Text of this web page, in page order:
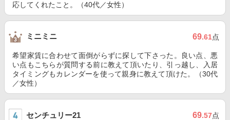
応してくれたこと。（40代／女性）
ミニミニ 69.61点
希望家賃に合わせて面倒がらずに探して下さった。良い点、悪
い点もこちらが質問する前に教えて頂いたり、引っ越し、入居
タイミングもカレンダーを使って親身に教えて頂けた。（30代
／女性）
センチュリー21 69.57点